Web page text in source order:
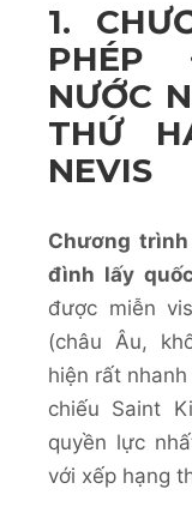
1.
NƯỚC
THỨ
NEVIS
Chương
đình lấy
được miễn
(châu Âu,
hiện rất
chiếu Saint
quyền lực
với xếp hạng